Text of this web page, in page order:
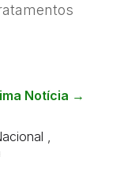
Notícia →